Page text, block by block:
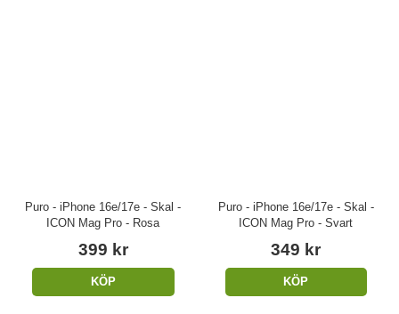
Puro - iPhone 16e/17e - Skal -
ICON Mag Pro - Rosa
399 kr
KÖP
Puro - iPhone 16e/17e - Skal -
ICON Mag Pro - Svart
349 kr
KÖP